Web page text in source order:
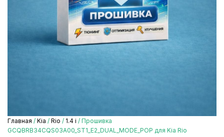
Главная / Kia / Rio / 1.4 i / Прошивка
GCQBRB34CQS03A00_ST1_E2_DUAL_MODE_POP для Kia Rio